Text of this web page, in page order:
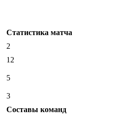
Статистика матча
2
12
5
3
Составы команд